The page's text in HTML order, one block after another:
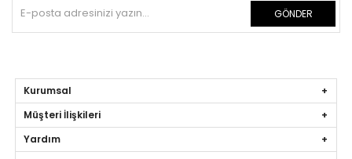
GÖNDER
Kurumsal
Müşteri İlişkileri
Yardım